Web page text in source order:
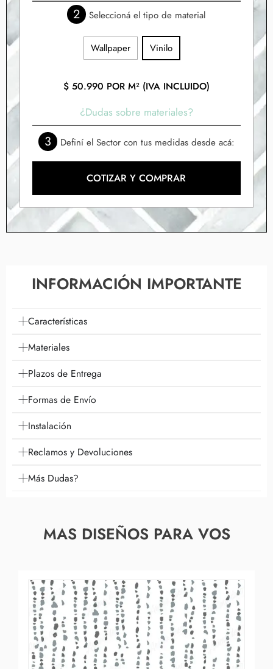
2 Seleccioná el tipo de material
Wallpaper Vinilo
$50.990 POR M² (IVA INCLUIDO)
¿Dudas sobre materiales?
3 Definí el Sector con tus medidas desde acá:
COTIZAR Y COMPRAR
INFORMACIÓN IMPORTANTE
Características
Materiales
Plazos de Entrega
Formas de Envío
Instalación
Reclamos y Devoluciones
Más Dudas?
MAS DISEÑOS PARA VOS